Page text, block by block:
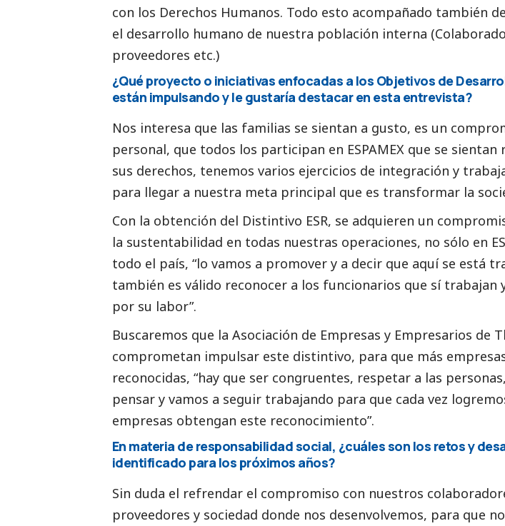
con los Derechos Humanos. Todo esto acompañado también
el desarrollo humano de nuestra población interna
proveedores etc.)
¿Qué proyecto o iniciativas enfocadas a los Objetivos de
están impulsando y le gustaría destacar en esta entrevista?
Nos interesa que las familias se sientan a gusto, es un
personal, que todos los participan en ESPAMEX que se sientan
sus derechos, tenemos varios ejercicios de integración y
para llegar a nuestra meta principal que es transformar la
Con la obtención del Distintivo ESR, se adquieren un
la sustentabilidad en todas nuestras operaciones, no sólo en
todo el país, “lo vamos a promover y a decir que aquí se está
también es válido reconocer a los funcionarios que sí trabajan
por su labor”.
Buscaremos que la Asociación de Empresas y Empresarios de
comprometan impulsar este distintivo, para que más
reconocidas, “hay que ser congruentes, respetar a las
pensar y vamos a seguir trabajando para que cada vez
empresas obtengan este reconocimiento”.
En materia de responsabilidad social, ¿cuáles son los retos y
identificado para los próximos años?
Sin duda el refrendar el compromiso con nuestros
proveedores y sociedad donde nos desenvolvemos, para que